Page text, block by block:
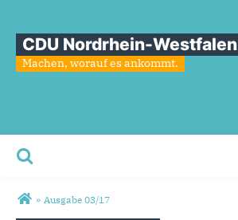
CDU Nordrhein-Westfalen
Machen, worauf es ankommt.
Sie sind hier
» Ausgabe 03/17